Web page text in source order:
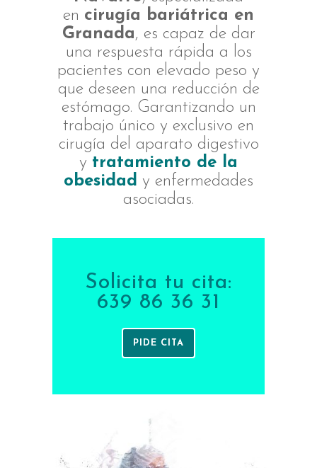
en cirugía bariátrica en
Granada, es capaz de dar
una respuesta rápida a los
pacientes con elevado peso y
que deseen una reducción de
estómago. Garantizando un
trabajo único y exclusivo en
cirugía del aparato digestivo
y tratamiento de la
obesidad y enfermedades
asociadas.
Solicita tu cita:
639 86 36 31
PIDE CITA